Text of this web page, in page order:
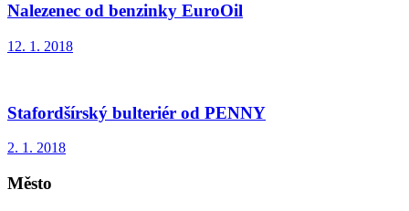
Nalezenec od benzinky EuroOil
12. 1. 2018
Stafordšírský bulteriér od PENNY
2. 1. 2018
Město